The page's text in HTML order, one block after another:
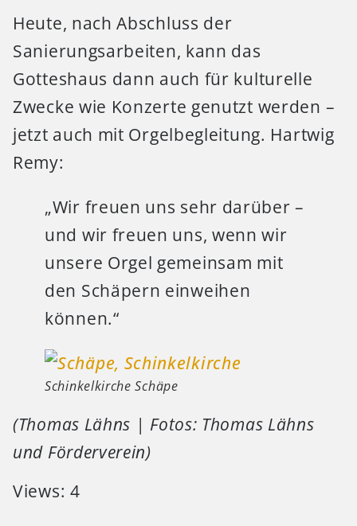
Heute, nach Abschluss der
Sanierungsarbeiten, kann das
Gotteshaus dann auch für kulturelle
Zwecke wie Konzerte genutzt werden –
jetzt auch mit Orgelbegleitung. Hartwig
Remy:
„Wir freuen uns sehr darüber –
und wir freuen uns, wenn wir
unsere Orgel gemeinsam mit
den Schäpern einweihen
können.“
Schinkelkirche Schäpe
(Thomas Lähns | Fotos: Thomas Lähns
und Förderverein)
Views: 4